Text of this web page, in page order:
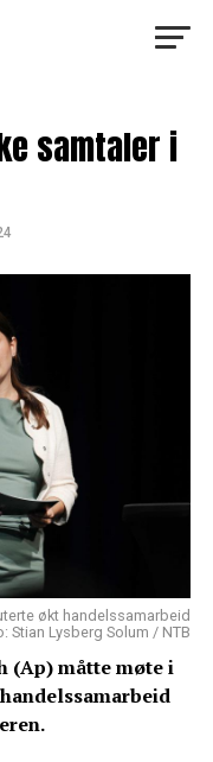
samtaler i
økt handelssamarbeid
Stian Lysberg Solum / NTB
(Ap) måtte møte i